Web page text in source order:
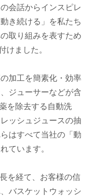
会話からインスピレ
き続ける」を私たち
取り組みを表すため
けました。
加工を簡素化・効率
ジューサーなどが含
を除去する自動洗
ッシュジュースの抽
はすべて当社の「動
ています。
を経て、お客様の信
バスケットウォッシ